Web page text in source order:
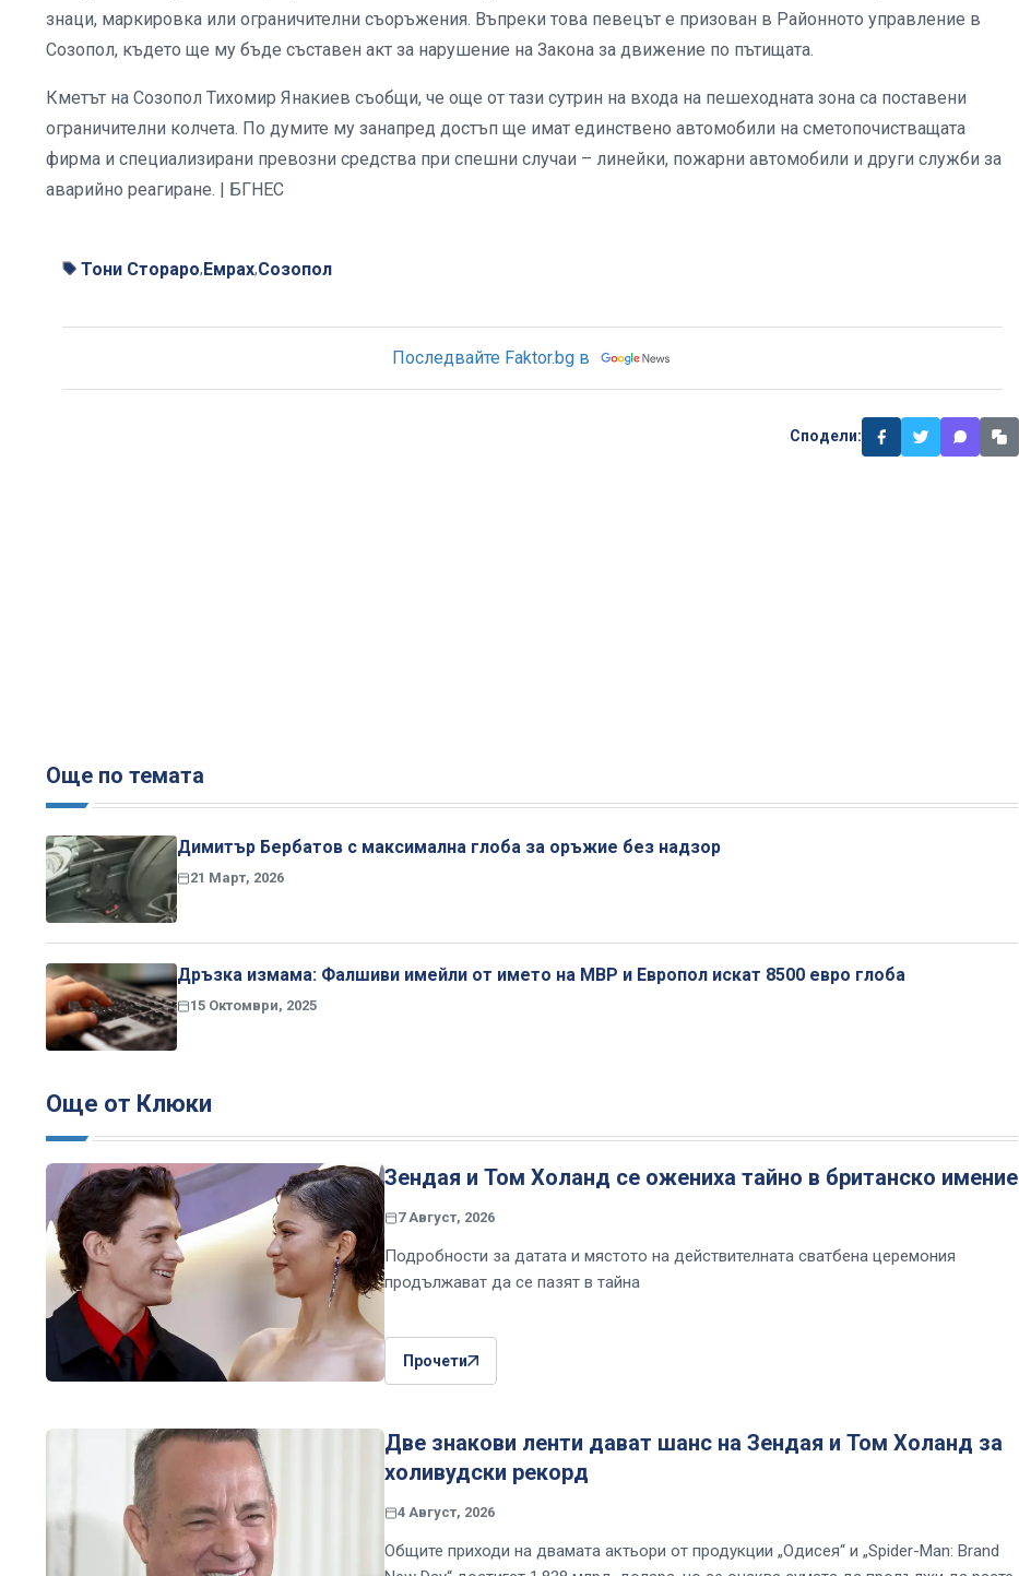
знаци, маркировка или ограничителни съоръжения. Въпреки това певецът е призован в Районното управление в
Созопол, където ще му бъде съставен акт за нарушение на Закона за движение по пътищата.
Кметът на Созопол Тихомир Янакиев съобщи, че още от тази сутрин на входа на пешеходната зона са поставени
ограничителни колчета. По думите му занапред достъп ще имат единствено автомобили на сметопочистващата
фирма и специализирани превозни средства при спешни случаи – линейки, пожарни автомобили и други служби за
аварийно реагиране. | БГНЕС
Тони Стораро,Емрах,Созопол
Последвайте Faktor.bg в
Сподели:
Още по темата
Димитър Бербатов с максимална глоба за оръжие без надзор
21 Март, 2026
Дръзка измама: Фалшиви имейли от името на МВР и Европол искат 8500 евро глоба
15 Октомври, 2025
Още от Клюки
Зендая и Том Холанд се ожениха тайно в британско имение
7 Август, 2026
Подробности за датата и мястото на действителната сватбена церемония
продължават да се пазят в тайна
Прочети
Две знакови ленти дават шанс на Зендая и Том Холанд за
холивудски рекорд
4 Август, 2026
Общите приходи на двамата актьори от продукции „Одисея“ и „Spider-Man: Brand